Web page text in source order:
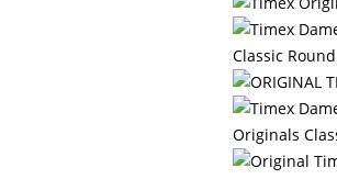
Classic
Originals